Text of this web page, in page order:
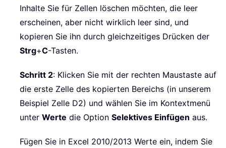
Inhalte Sie für Zellen löschen möchten, die leer
erscheinen, aber nicht wirklich leer sind, und
kopieren Sie ihn durch gleichzeitiges Drücken der
Strg+C-Tasten.
Schritt 2: Klicken Sie mit der rechten Maustaste auf
die erste Zelle des kopierten Bereichs (in unserem
Beispiel Zelle D2) und wählen Sie im Kontextmenü
unter Werte die Option Selektives Einfügen aus.
Fügen Sie in Excel 2010/2013 Werte ein, indem Sie